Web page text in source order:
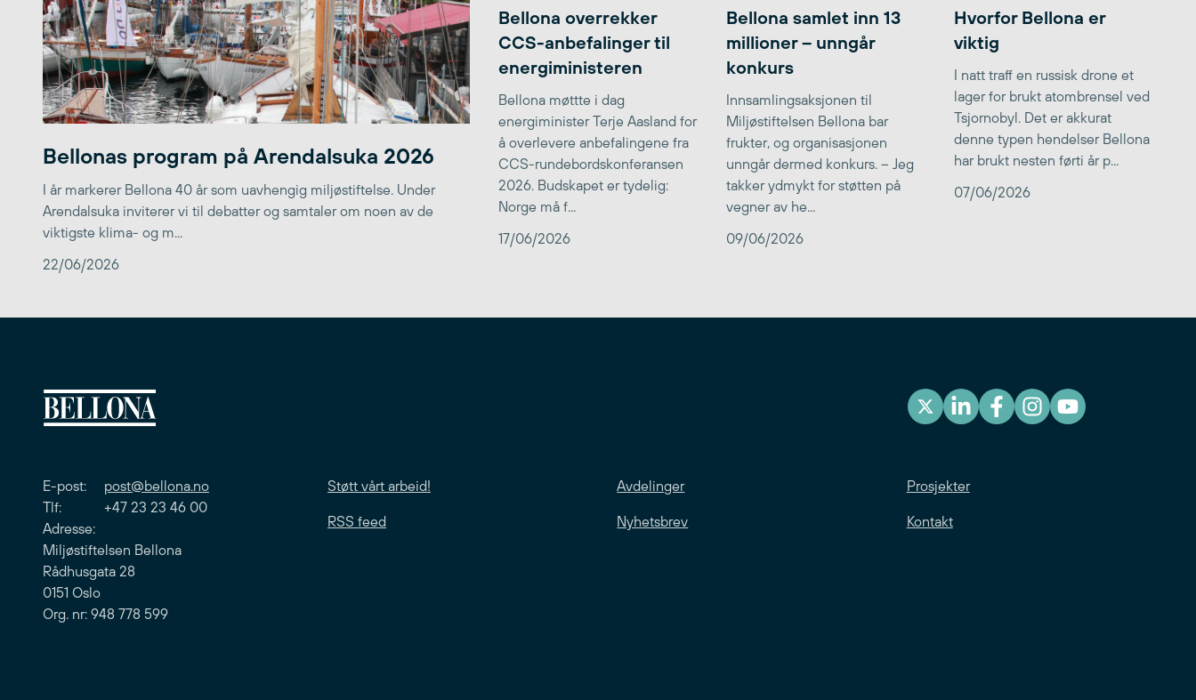
Bellonas program på Arendalsuka 2026
I år markerer Bellona 40 år som uavhengig miljøstiftelse. Under
Arendalsuka inviterer vi til debatter og samtaler om noen av de
viktigste klima- og m...
22/06/2026
Bellona overrekker
CCS-anbefalinger til
energiministeren
Bellona møttte i dag
energiminister Terje Aasland for
å overlevere anbefalingene fra
CCS-rundebordskonferansen
2026. Budskapet er tydelig:
Norge må f...
17/06/2026
Bellona samlet inn 13
millioner – unngår
konkurs
Innsamlingsaksjonen til
Miljøstiftelsen Bellona bar
frukter, og organisasjonen
unngår dermed konkurs. – Jeg
takker ydmykt for støtten på
vegner av he...
09/06/2026
Hvorfor Bellona er
viktig
I natt traff en russisk drone et
lager for brukt atombrensel ved
Tsjornobyl. Det er akkurat
denne typen hendelser Bellona
har brukt nesten førti år p...
07/06/2026
E-post: post@bellona.no
Tlf: +47 23 23 46 00
Adresse:
Miljøstiftelsen Bellona
Rådhusgata 28
0151 Oslo
Org. nr: 948 778 599
Støtt vårt arbeid! Avdelinger Prosjekter
RSS feed Nyhetsbrev Kontakt